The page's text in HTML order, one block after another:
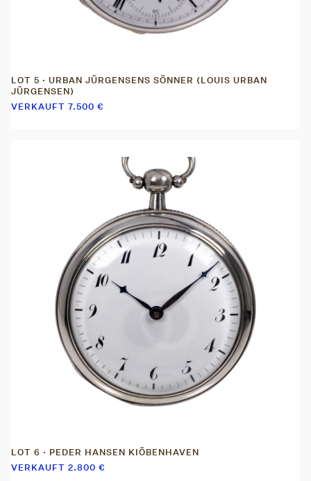
LOT 5 · URBAN JÜRGENSENS SÖNNER (LOUIS URBAN
JÜRGENSEN)
VERKAUFT 7.500 €
LOT 6 · PEDER HANSEN KIÖBENHAVEN
VERKAUFT 2.800 €